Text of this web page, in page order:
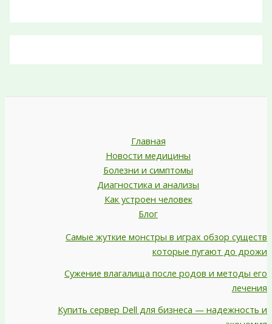
Главная
Новости медицины
Болезни и симптомы
Диагностика и анализы
Как устроен человек
Блог
Самые жуткие монстры в играх обзор существ
которые пугают до дрожи
Сужение влагалища после родов и методы его
лечения
Купить сервер Dell для бизнеса — надежность и